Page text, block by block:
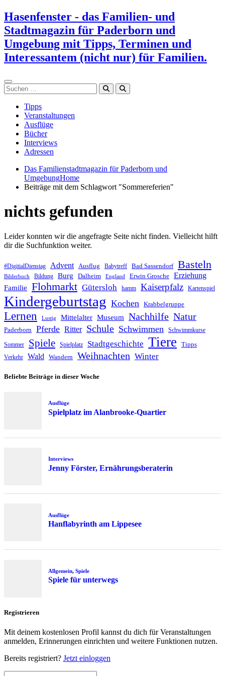
Zum
Inhalt
springen
Hasenfenster - das Familien- und
Stadtmagazin für Paderborn und
Umgebung mit Tipps, Terminen und
Interessantem (nicht nur) für Familien.
Suchen
Tipps
Veranstaltungen
Ausflüge
Bücher
Interviews
Adressen
Das Familienstadtmagazin für Paderborn und
UmgebungHome
Beiträge mit dem Schlagwort "Sommereferien"
nichts gefunden
Leider konnten wir die angefragte Seite nicht finden. Vielleicht hilft
dir die Suchfunktion weiter.
#DigitialDienstag Advent Ausflug Babytreff Bad Sassendorf Basteln
Bilderbuch Bildung Burg Dalheim England Erwin Grosche Erziehung
Familie Flohmarkt Gütersloh hamm Kaiserpfalz Kartenspiel
Kindergeburtstag Kochen Krabbelgruppe
Lernen Lustig Mittelalter Museum Nachhilfe Natur
Paderborn Pferde Ritter Schule Schwimmen Schwimmkurse
Sommer Spiele Spielplatz Stadtgeschichte Tiere Tipps
Verkehr Wald Wandern Weihnachten Winter
Beliebte Beiträge in dieser Woche
Ausflüge
Spielplatz im Alanbrooke-Quartier
Interviews
Jenny Förster, Ernährungsberaterin
Ausflüge
Hanflabyrinth am Lippesee
Allgemein, Spiele
Spiele für unterwegs
Registrieren
Mit deinem kostenlosen Profil kannst du dich für Veranstaltungen
anmelden, Erinnerungen einrichten und weitere Funktionen nutzen.
Bereits registriert? Jetzt einloggen